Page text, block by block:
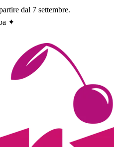
dal 7 settembre.
✦